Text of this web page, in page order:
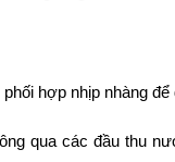
hợp nhịp nhàng để
qua các đầu thu